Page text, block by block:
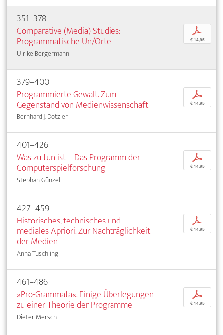
351–378
Comparative (Media) Studies:
Programmatische Un/Orte
Ulrike Bergermann
p
€ 14,95
379–400
Programmierte Gewalt. Zum
Gegenstand von Medienwissenschaft
Bernhard J. Dotzler
p
€ 14,95
401–426
Was zu tun ist – Das Programm der
Computerspielforschung
Stephan Günzel
p
€ 14,95
427–459
Historisches, technisches und
mediales Apriori. Zur Nachträglichkeit
der Medien
Anna Tuschling
p
€ 14,95
461–486
»Pro-Grammata«. Einige Überlegungen
zu einer Theorie der Programme
Dieter Mersch
p
€ 14,95